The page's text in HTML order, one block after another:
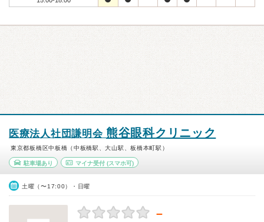
医療法人社団謙明会 熊谷眼科クリニック
東京都板橋区中板橋（中板橋駅、大山駅、板橋本町駅）
駐車場あり マイナ受付(スマホ可)
土曜（〜17:00）・日曜
－